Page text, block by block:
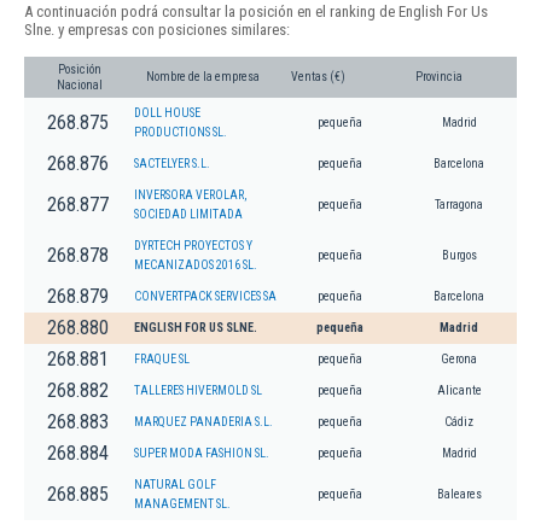
A continuación podrá consultar la posición en el ranking de English For Us
Slne. y empresas con posiciones similares:
Posición
Nacional
Nombre de la empresa Ventas (€) Provincia
268.875
DOLL HOUSE
PRODUCTIONS SL.
pequeña Madrid
268.876 SACTELYER S.L. pequeña Barcelona
268.877
INVERSORA VEROLAR,
SOCIEDAD LIMITADA
pequeña Tarragona
268.878
DYRTECH PROYECTOS Y
MECANIZADOS 2016 SL.
pequeña Burgos
268.879 CONVERTPACK SERVICES SA pequeña Barcelona
268.880 ENGLISH FOR US SLNE. pequeña Madrid
268.881 FRAQUE SL pequeña Gerona
268.882 TALLERES HIVERMOLD SL pequeña Alicante
268.883 MARQUEZ PANADERIA S.L. pequeña Cádiz
268.884 SUPER MODA FASHION SL. pequeña Madrid
268.885
NATURAL GOLF
MANAGEMENT SL.
pequeña Baleares